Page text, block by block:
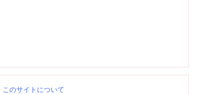
このサイトについて